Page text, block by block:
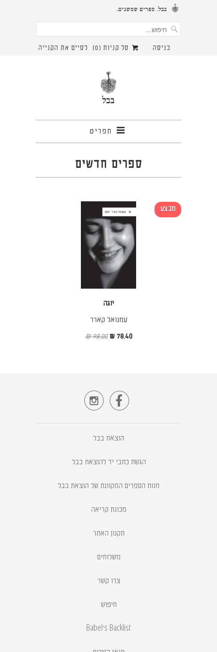
כניסה לסיים את הקנייה סל קניות ( 0
)
תפריט
ספרים חדשים
יוגה
עמנואל קארר
78.40 ₪
98.00 ₪
מבצע


הוצאת בבל
הגשת כתבי יד להוצאת בבל
חנות הספרים המקוונת של הוצאת בבל
מכונת קריאה
תקנון האתר
משלוחים
צרו קשר
חיפוש
Babel's Backlist